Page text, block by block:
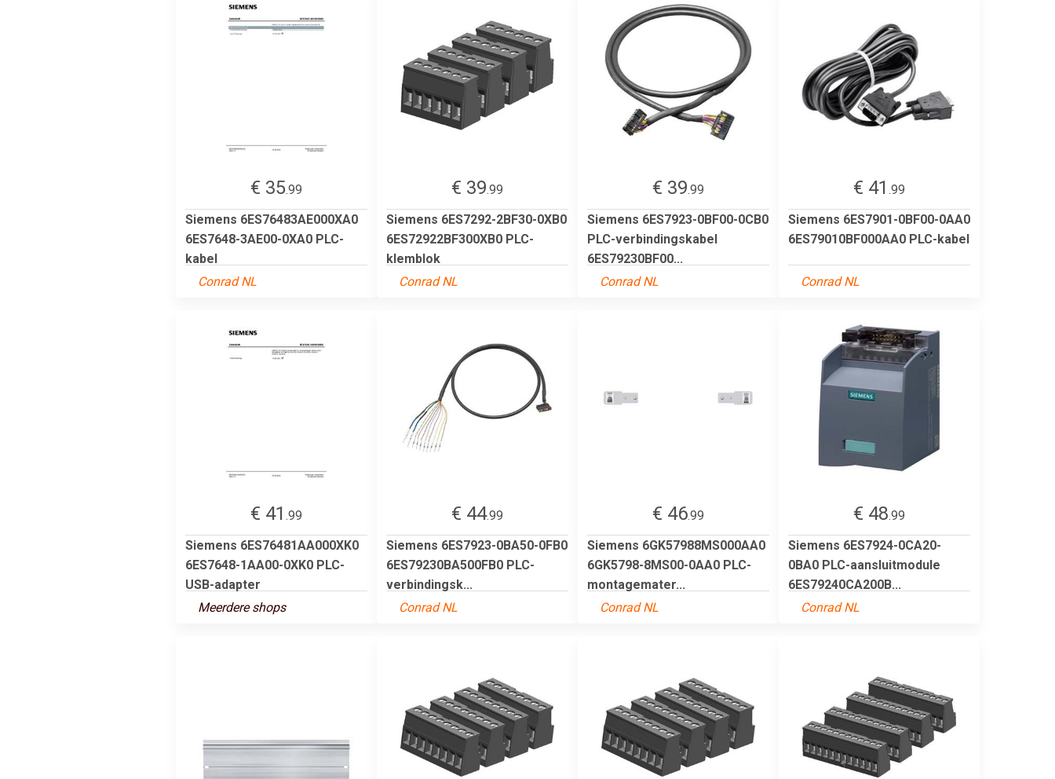
€ 35.99
Siemens 6ES76483AE000XA0
6ES7648-3AE00-0XA0 PLC-
kabel
Conrad NL
€ 39.99
Siemens 6ES7292-2BF30-0XB0
6ES72922BF300XB0 PLC-
klemblok
Conrad NL
€ 39.99
Siemens 6ES7923-0BF00-0CB0
PLC-verbindingskabel
6ES79230BF00...
Conrad NL
€ 41 .99
Siemens 6ES7901-0BF00-0AA0
6ES79010BF000AA0 PLC-kabel
Conrad NL
€ 41 .99
Siemens 6ES76481AA000XK0
6ES7648-1AA00-0XK0 PLC-
USB-adapter
Meerdere shops
€ 44.99
Siemens 6ES7923-0BA50-0FB0
6ES79230BA500FB0 PLC-
verbindingsk...
Conrad NL
€ 46.99
Siemens 6GK57988MS000AA0
6GK5798-8MS00-0AA0 PLC-
montagemater...
Conrad NL
€ 48.99
Siemens 6ES7924-0CA20-
0BA0 PLC-aansluitmodule
6ES79240CA200B...
Conrad NL